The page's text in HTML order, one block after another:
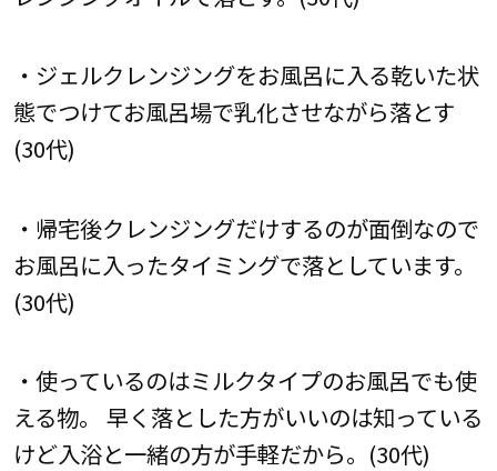
・ジェルクレンジングをお風呂に入る乾いた状
態でつけてお風呂場で乳化させながら落とす
(30代)
・帰宅後クレンジングだけするのが面倒なので
お風呂に入ったタイミングで落としています。
(30代)
・使っているのはミルクタイプのお風呂でも使
える物。 早く落とした方がいいのは知っている
けど入浴と一緒の方が手軽だから。(30代)